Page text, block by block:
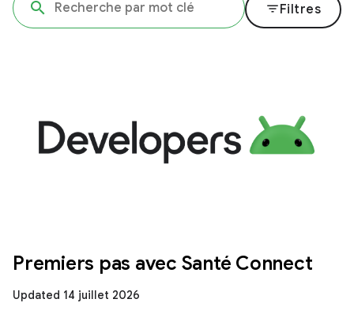
filter_listFiltres
Premiers pas avec Santé Connect
Updated 14 juillet 2026